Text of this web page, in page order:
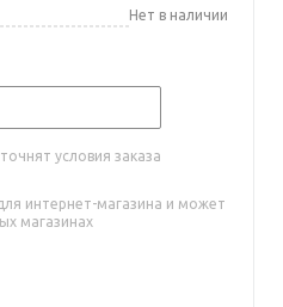
Нет в наличии
условия заказа
интернет-магазина и может
магазинах